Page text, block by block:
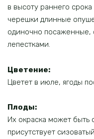
в высоту раннего
черешки длинные
одиночно
лепестками.
Цветение:
Цветет в июле, ягоды
Плоды:
Их окраска может быть
присутствует